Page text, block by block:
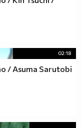
02:18
/ Asuma Sarutobi